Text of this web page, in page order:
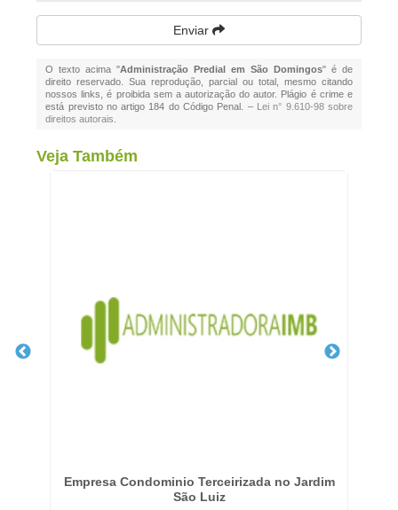
Enviar
O texto acima "Administração Predial em São Domingos" é de
direito reservado. Sua reprodução, parcial ou total, mesmo citando
nossos links, é proibida sem a autorização do autor. Plágio é crime e
está previsto no artigo 184 do Código Penal. – Lei n° 9.610-98 sobre
direitos autorais
Veja Também
Empresa Condominio Terceirizada no Jardim
São Luiz